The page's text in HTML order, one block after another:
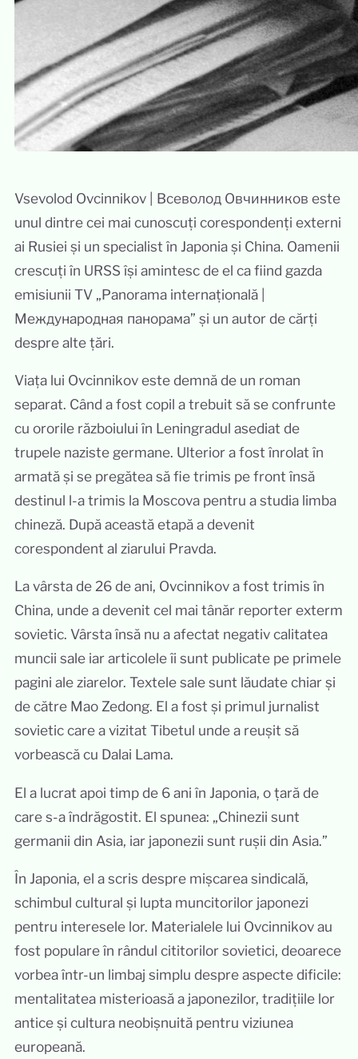
Vsevolod Ovcinnikov | Всеволод Овчинников este
unul dintre cei mai cunoscuți corespondenți externi
ai Rusiei și un specialist în Japonia și China. Oamenii
crescuți în URSS își amintesc de el ca fiind gazda
emisiunii TV „Panorama internațională |
Международная панорама” și un autor de cărți
despre alte țări.
Viața lui Ovcinnikov este demnă de un roman
separat. Când a fost copil a trebuit să se confrunte
cu ororile războiului în Leningradul asediat de
trupele naziste germane. Ulterior a fost înrolat în
armată și se pregătea să fie trimis pe front însă
destinul l-a trimis la Moscova pentru a studia limba
chineză. După această etapă a devenit
corespondent al ziarului Pravda.
La vârsta de 26 de ani, Ovcinnikov a fost trimis în
China, unde a devenit cel mai tânăr reporter exterm
sovietic. Vârsta însă nu a afectat negativ calitatea
muncii sale iar articolele îi sunt publicate pe primele
pagini ale ziarelor. Textele sale sunt lăudate chiar și
de către Mao Zedong. El a fost și primul jurnalist
sovietic care a vizitat Tibetul unde a reușit să
vorbească cu Dalai Lama.
El a lucrat apoi timp de 6 ani în Japonia, o țară de
care s-a îndrăgostit. El spunea: „Chinezii sunt
germanii din Asia, iar japonezii sunt rușii din Asia.”
În Japonia, el a scris despre mișcarea sindicală,
schimbul cultural și lupta muncitorilor japonezi
pentru interesele lor. Materialele lui Ovcinnikov au
fost populare în rândul cititorilor sovietici, deoarece
vorbea într-un limbaj simplu despre aspecte dificile:
mentalitatea misterioasă a japonezilor, tradițiile lor
antice și cultura neobișnuită pentru viziunea
europeană.